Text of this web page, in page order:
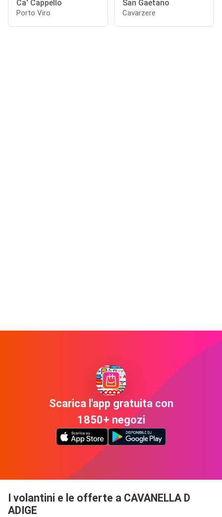
Ca' Cappello
Porto Viro
San Gaetano
Cavarzere
Scarica l'app gratuita con
1850+ negozi
I volantini e le offerte a CAVANELLA D
ADIGE